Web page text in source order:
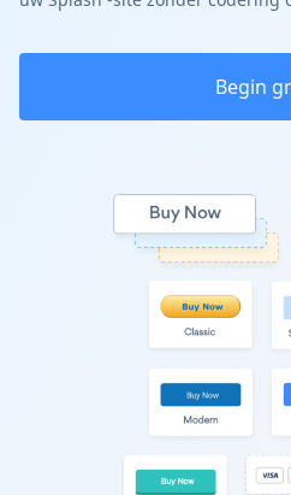
Begin